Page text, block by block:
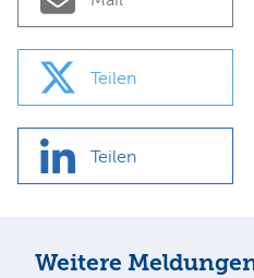
Teilen
Teilen
Weitere